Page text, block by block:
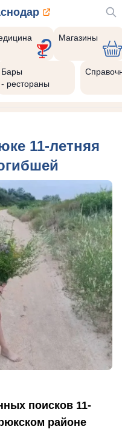
Магазины
Бары
- рестораны
11-летняя
поисков 11-
районе